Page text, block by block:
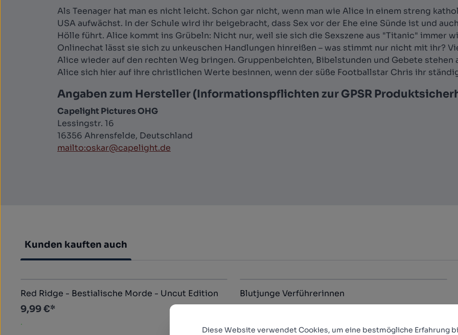
Als Teenager hat man es nicht leicht. Schon gar nicht, wenn man wie Alice in einem streng
USA aufwächst. In der Schule wird ihr beigebracht, dass Sex vor der Ehe eine Sünde ist und
Hölle führt. Alice kommt ins Grübeln: Nicht nur, weil sie sich die Sexszene aus "Titanic" immer
Onlinechat lässt sie sich zu unkeuschen Handlungen hinreißen – was stimmt nur nicht mit ihr?
Alice wieder auf den rechten Weg bringen. Gruppenbeichten, Bibelstunden und Gebete stehen
Alice sich hier auf ihre christlichen Werte besinnen, wenn der süße Footballstar Chris ihr
Angaben zum Hersteller (Informationspflichten zur GPSR
Capelight Pictures OHG
Lessingstr. 16
16356 Ahrensfelde, Deutschland
mailto:oskar@capelight.de
Kunden kauften auch
Red Ridge - Bestialische Morde - Uncut Edition
9,99 €*
.
Blutjunge Verführerinnen
Diese Website verwendet Cookies, um eine bestmögliche Erfahrung